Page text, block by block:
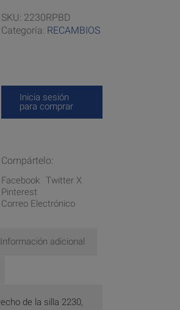
SKU: 2230RPBD
Categoría: RECAMBIOS
Inicia sesión
para comprar
Compártelo:
Facebook Twitter X
Pinterest
Correo Electrónico
Información adicional
de la silla 2230,